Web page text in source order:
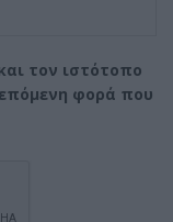
τον ιστότοπο
φορά που